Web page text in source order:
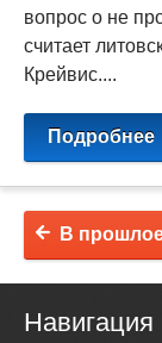
вопрос о не
считает
Крейвис....
Подробнее
В
Навигация